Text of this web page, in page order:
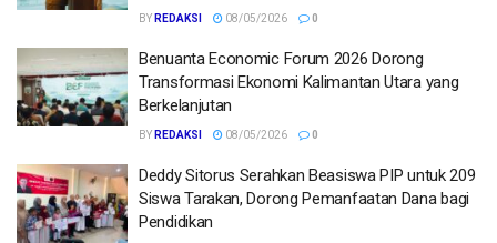
BY REDAKSI 08/05/2026 0
Benuanta Economic Forum 2026 Dorong
Transformasi Ekonomi Kalimantan Utara yang
Berkelanjutan
BY REDAKSI 08/05/2026 0
Deddy Sitorus Serahkan Beasiswa PIP untuk 209
Siswa Tarakan, Dorong Pemanfaatan Dana bagi
Pendidikan